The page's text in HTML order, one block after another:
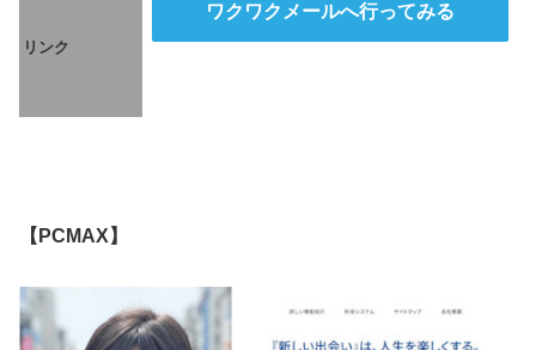
リンク
ワクワクメールへ行ってみる
【PCMAX】